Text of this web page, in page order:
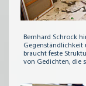
Bernhard Schrock
Gegenständlichkeit
braucht feste
von Gedichten, die